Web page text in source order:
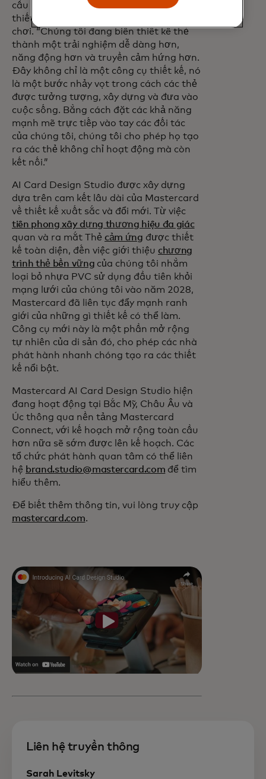
cầu tại Mastercard cho biết: “Studio
thiết kế thẻ AI là một yếu tố thay đổi cuộc
chơi. “Chúng tôi đang biến thiết kế thẻ
thành một trải nghiệm dễ dàng hơn,
năng động hơn và truyền cảm hứng hơn.
Đây không chỉ là một công cụ thiết kế, nó
là một bước nhảy vọt trong cách các thẻ
được tưởng tượng, xây dựng và đưa vào
cuộc sống. Bằng cách đặt các khả năng
mạnh mẽ trực tiếp vào tay các đối tác
của chúng tôi, chúng tôi cho phép họ tạo
ra các thẻ không chỉ hoạt động mà còn
kết nối.”
AI Card Design Studio được xây dựng
dựa trên cam kết lâu dài của Mastercard
về thiết kế xuất sắc và đổi mới. Từ việc
tiên phong xây dựng thương hiệu đa giác
quan và ra mắt Thẻ cảm ứng được thiết
kế toàn diện, đến việc giới thiệu chương
trình thẻ bền vững của chúng tôi nhằm
loại bỏ nhựa PVC sử dụng đầu tiên khỏi
mạng lưới của chúng tôi vào năm 2028,
Mastercard đã liên tục đẩy mạnh ranh
giới của những gì thiết kế có thể làm.
Công cụ mới này là một phần mở rộng
tự nhiên của di sản đó, cho phép các nhà
phát hành nhanh chóng tạo ra các thiết
kế nổi bật.
Mastercard AI Card Design Studio hiện
đang hoạt động tại Bắc Mỹ, Châu Âu và
Úc thông qua nền tảng Mastercard
Connect, với kế hoạch mở rộng toàn cầu
hơn nữa sẽ sớm được lên kế hoạch. Các
tổ chức phát hành quan tâm có thể liên
hệ brand.studio@mastercard.com để tìm
hiểu thêm.
Để biết thêm thông tin, vui lòng truy cập
mastercard.com.
Liên hệ truyền thông
Sarah Levitsky